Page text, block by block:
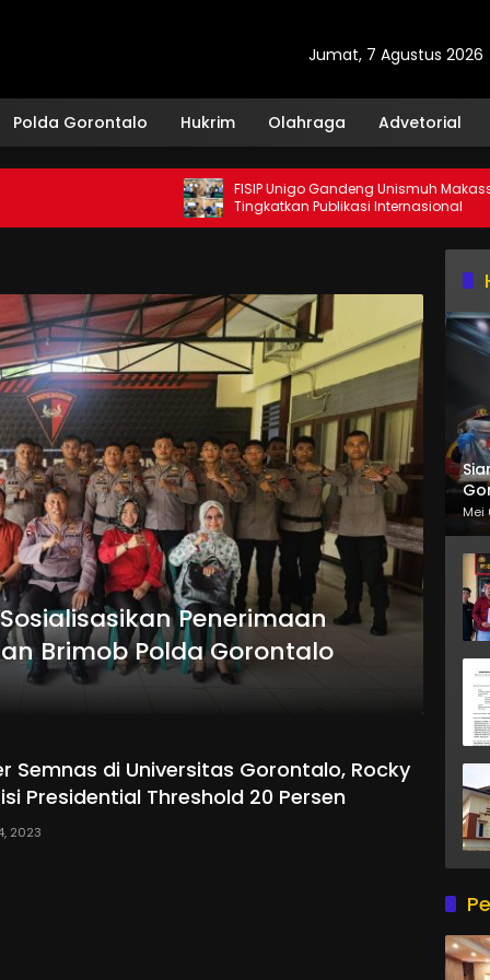
Jumat, 7 Agustus 2026
Polda Gorontalo Hukrim Olahraga Advetorial
FISIP Unigo Gandeng Unismuh Makassar
Tingkatkan Publikasi Internasional
Penerimaan
Brimob Polda Gorontalo
Semnas di Universitas Gorontalo, Rocky
Presidential Threshold 20 Persen
2023
Mei